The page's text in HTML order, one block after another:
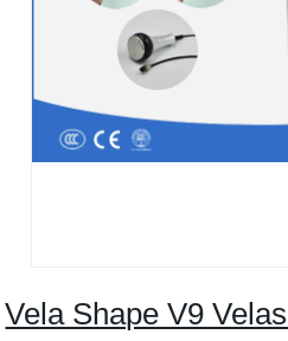
Vela Shape V9